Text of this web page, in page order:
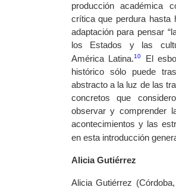
producción académica
crítica que perdura hasta
adaptación para pensar
los Estados y las
América Latina.10
El
histórico sólo puede
abstracto a la luz de las
concretos que
observar y comprender
acontecimientos y las
en esta introducción
Alicia Gutiérrez
Alicia Gutiérrez